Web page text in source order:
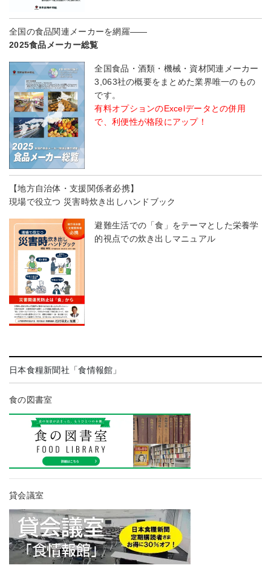
全国の食品関連メーカーを網羅――
2025食品メーカー総覧
全国食品・酒類・機械・資材関連メーカー
3,063社の概要をまとめた業界唯一のもの
です。
有料オプションのExcelデータとの併用
で、利便性が格段にアップ！
【地方自治体・支援関係者必携】
現場で役立つ 災害時炊き出しハンドブック
避難生活での「食」をテーマとした栄養学
的視点での炊き出しマニュアル
日本食糧新聞社「食情報館」
食の図書室
貸会議室